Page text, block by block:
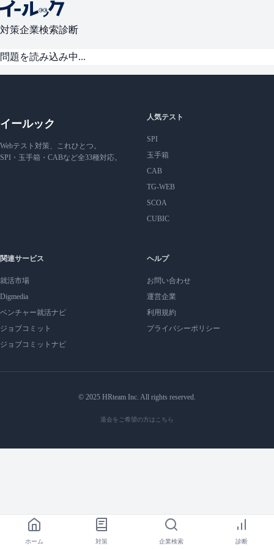
対策企業検索診断
問題を読み込み中...
イールック
Webテスト対策、これひとつ。
SPI・玉手箱・CABなど全33種対応。
人気テスト
SPI
玉手箱
CAB
TG-WEB
SCOA
CUBIC
関連サービス
就活市場
Digmedia
ベンチャー就活ナビ
ジョブコミット
ジョブコミットナビ
ヘルプ
お問い合わせ
運営企業
利用規約
プライバシーポリシー
© 2025 HRteam Inc. All rights reserved.
退会をご希望の方はこちら
ホーム 対策 企業検索 診断